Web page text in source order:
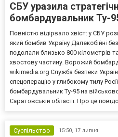
СБУ уразила
бомбардувальник Ту-
Повністю відірвало хвіст: у СБУ
який бомбив Україну Далекобійні
подолали близько 800 кілометрів
хвостову частину. Ворожий
wikimedia.org Служба безпеки
спецоперацію у глибокому тилу
бомбардувальник Ту-95 на
Саратовській області. Про це
Суспільство 15:50, 17 липня